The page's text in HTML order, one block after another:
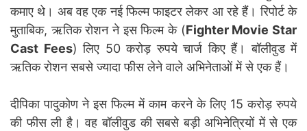
कमाए थे। अब वह एक नई फिल्म फाइटर लेकर आ रहे हैं। रिपोर्ट के
मुताबिक, ऋतिक रोशन ने इस फिल्म के (Fighter Movie Star
Cast Fees) लिए 50 करोड़ रुपये चार्ज किए हैं। बॉलीवुड में
ऋतिक रोशन सबसे ज्यादा फीस लेने वाले अभिनेताओं में से एक हैं।
दीपिका पादुकोण ने इस फिल्म में काम करने के लिए 15 करोड़ रुपये
की फीस ली है। वह बॉलीवुड की सबसे बड़ी अभिनेत्रियों में से एक